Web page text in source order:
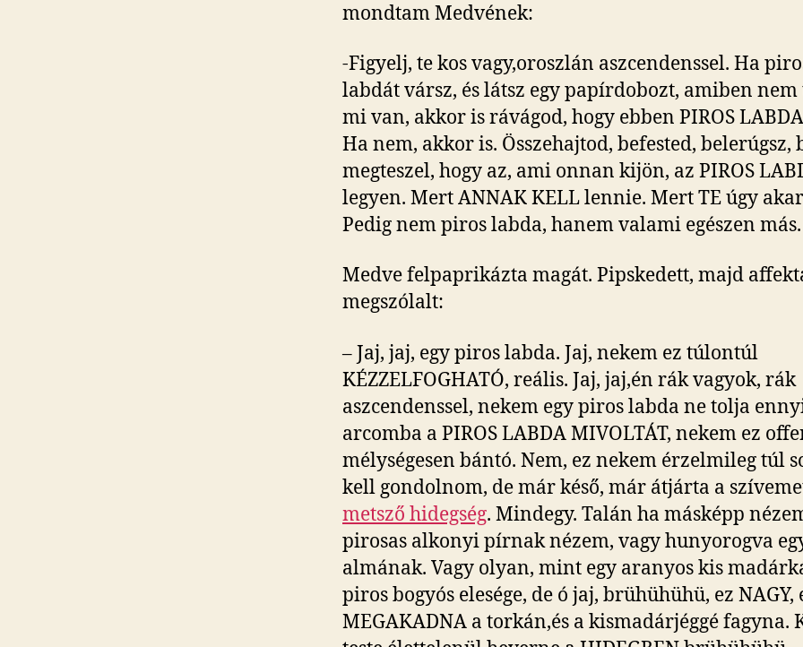
mondtam Medvének:
-Figyelj, te kos vagy,oroszlán aszcendenssel. Ha
labdát vársz, és látsz egy papírdobozt, amiben
mi van, akkor is rávágod, hogy ebben PIROS
Ha nem, akkor is. Összehajtod, befested,
megteszel, hogy az, ami onnan kijön, az PIROS
legyen. Mert ANNAK KELL lennie. Mert TE úgy
Pedig nem piros labda, hanem valami egészen más.
Medve felpaprikázta magát. Pipskedett, majd
megszólalt:
– Jaj, jaj, egy piros labda. Jaj, nekem ez túlontúl
KÉZZELFOGHATÓ, reális. Jaj, jaj,én rák vagyok, rák
aszcendenssel, nekem egy piros labda ne tolja
arcomba a PIROS LABDA MIVOLTÁT, nekem ez
mélységesen bántó. Nem, ez nekem érzelmileg túl
kell gondolnom, de már késő, már átjárta a
metsző hidegség. Mindegy. Talán ha másképp
pirosas alkonyi pírnak nézem, vagy hunyorogva
almának. Vagy olyan, mint egy aranyos kis
piros bogyós elesége, de ó jaj, brühühühü, ez NAGY,
MEGAKADNA a torkán,és a kismadárjéggé fagyna.